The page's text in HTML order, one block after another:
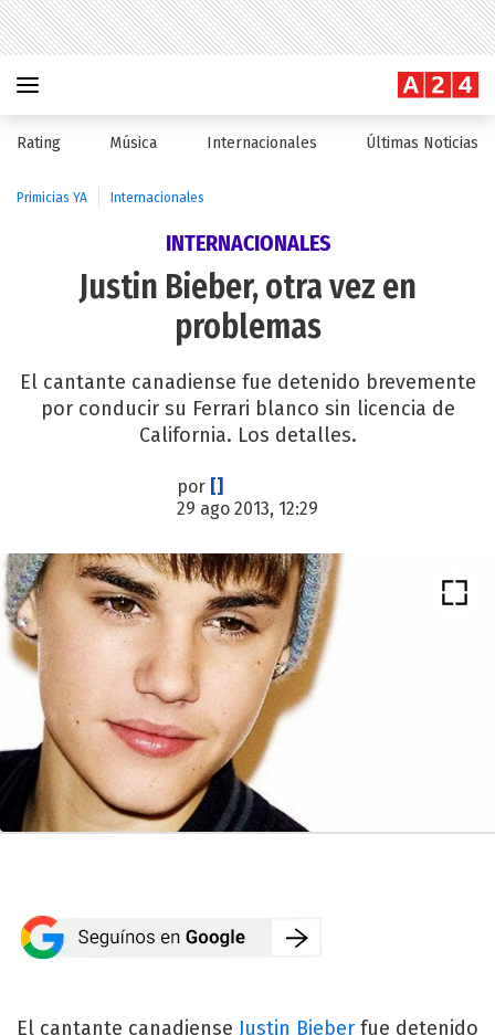
Rating Música Internacionales Últimas Noticias
Primicias YA Internacionales
INTERNACIONALES
Justin Bieber, otra vez en
problemas
El cantante canadiense fue detenido brevemente
por conducir su Ferrari blanco sin licencia de
California. Los detalles.
por []
29 ago 2013, 12:29
El cantante canadiense Justin Bieber fue detenido